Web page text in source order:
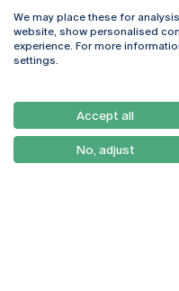
Rua Diogo Botelho 1327
4169-005 Porto
+351 226 196 240
We may place these for
website, show personalised
experience. For more
settings.
Accept all
No, adjust